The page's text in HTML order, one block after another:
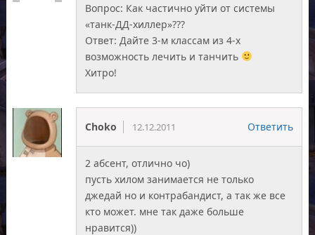
Вопрос: Как частично уйти от системы
«танк-ДД-хиллер»???
Ответ: Дайте 3-м классам из 4-х
возможность лечить и танчить
Хитро!
Choko 12.12.2011 Ответить
2 абсент, отлично чо)
пусть хилом занимается не только
джедай но и контрабандист, а так же все
кто может. мне так даже больше
нравится))